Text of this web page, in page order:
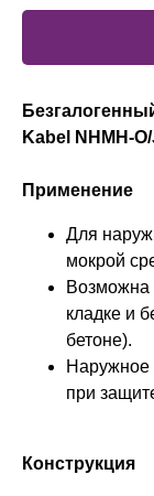
Kabel NHMH-
Применение
Для
мокрой
Возможна
кладке и
бетоне).
Наружное
при
Конструкция